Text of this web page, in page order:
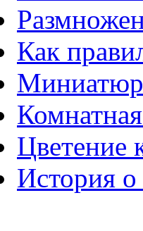
Как
Цветение
История о